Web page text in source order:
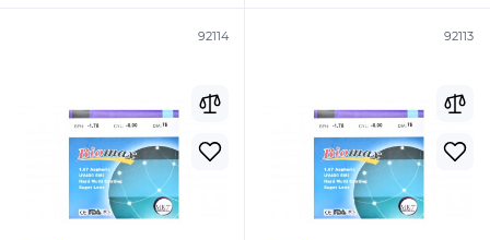
92114 92113